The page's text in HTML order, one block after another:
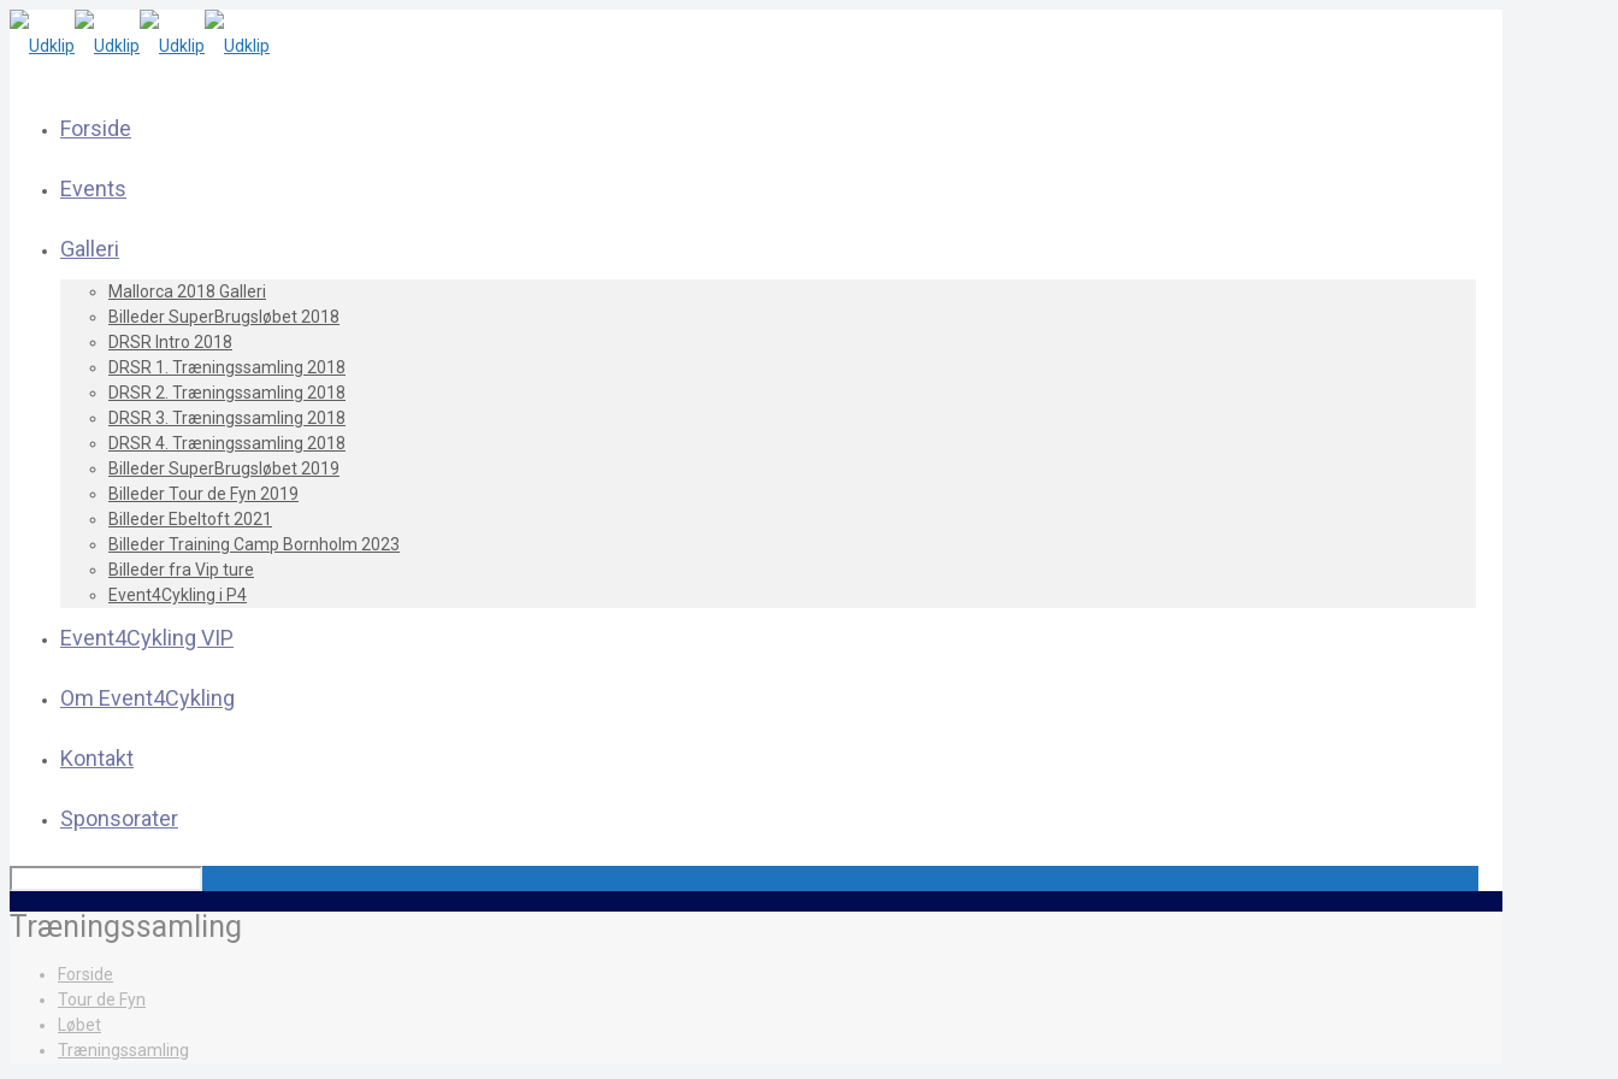
Forside
Events
Galleri
Mallorca 2018 Galleri
Billeder SuperBrugsløbet 2018
DRSR Intro 2018
DRSR 1. Træningssamling 2018
DRSR 2. Træningssamling 2018
DRSR 3. Træningssamling 2018
DRSR 4. Træningssamling 2018
Billeder SuperBrugsløbet 2019
Billeder Tour de Fyn 2019
Billeder Ebeltoft 2021
Billeder Training Camp Bornholm 2023
Billeder fra Vip ture
Event4Cykling i P4
Event4Cykling VIP
Om Event4Cykling
Kontakt
Sponsorater
Træningssamling
Forside
Tour de Fyn
Løbet
Træningssamling